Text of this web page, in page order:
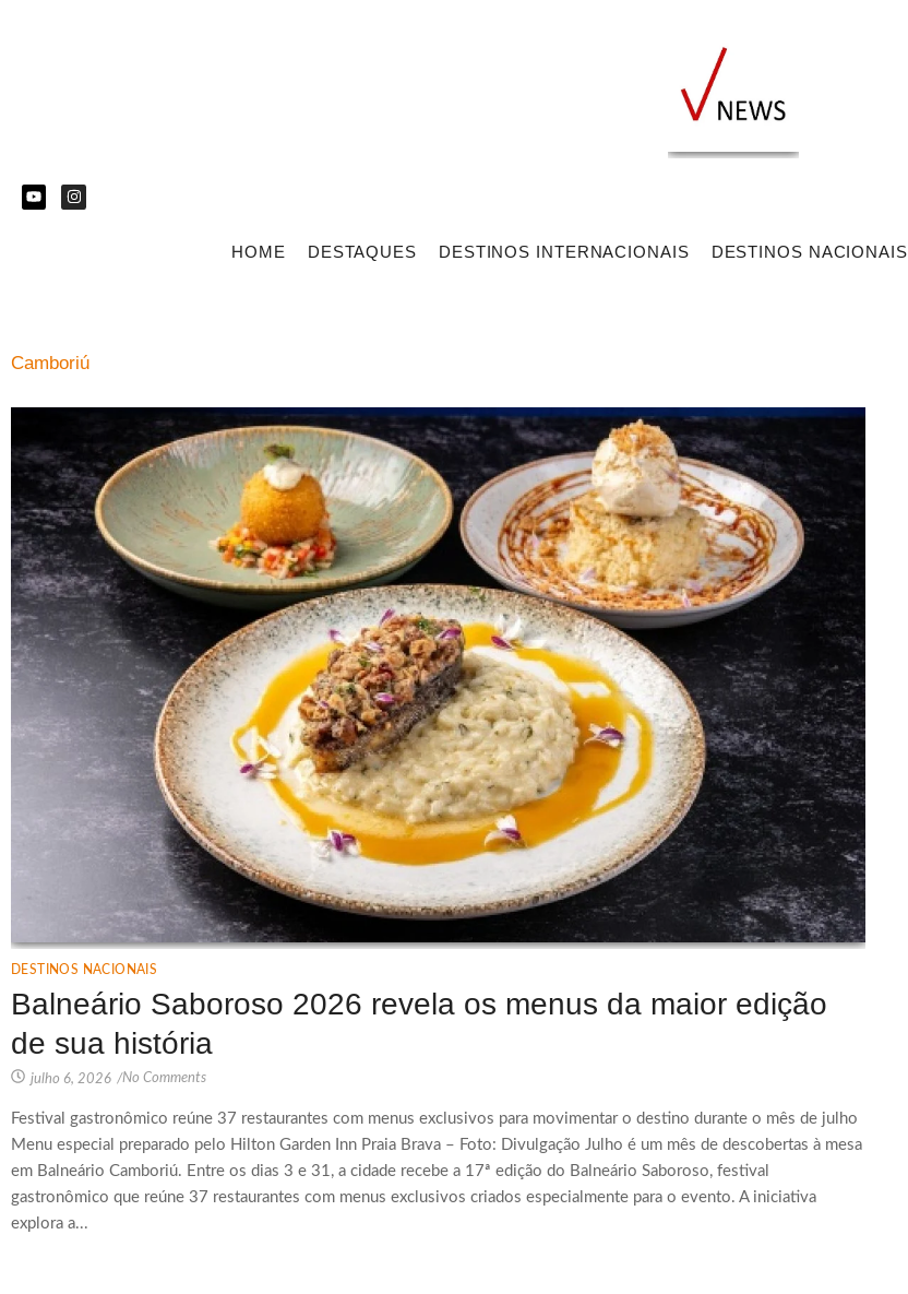
HOME DESTAQUES DESTINOS INTERNACIONAIS DESTINOS NACIONAIS
Camboriú
DESTINOS NACIONAIS
Balneário Saboroso 2026 revela os menus da maior edição
de sua história
julho 6, 2026 /No Comments
Festival gastronômico reúne 37 restaurantes com menus exclusivos para movimentar o destino durante o mês de julho
Menu especial preparado pelo Hilton Garden Inn Praia Brava – Foto: Divulgação Julho é um mês de descobertas à mesa
em Balneário Camboriú. Entre os dias 3 e 31, a cidade recebe a 17ª edição do Balneário Saboroso, festival
gastronômico que reúne 37 restaurantes com menus exclusivos criados especialmente para o evento. A iniciativa
explora a...